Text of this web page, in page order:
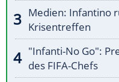
Medien: Infantino
Krisentreffen
"Infanti-No Go":
des FIFA-Chefs